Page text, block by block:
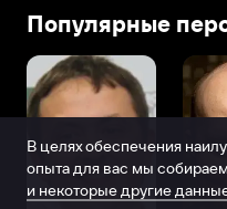
Популярные
В целях обеспечения
опыта для вас мы
и некоторые другие